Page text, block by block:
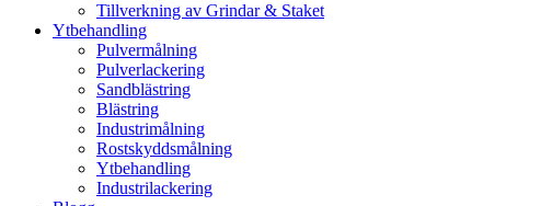
Tillverkning av Grindar & Staket
Ytbehandling
Pulvermålning
Pulverlackering
Sandblästring
Blästring
Industrimålning
Rostskyddsmålning
Ytbehandling
Industrilackering